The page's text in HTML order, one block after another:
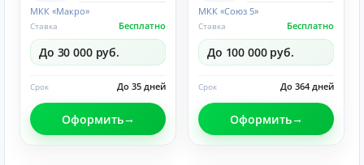
МКК «Макро»
Бесплатно
Ставка
До 30 000 руб.
До 35 дней
Срок
Оформить
МКК «Союз 5»
Бесплатно
Ставка
До 100 000 руб.
До 364 дней
Срок
Оформить